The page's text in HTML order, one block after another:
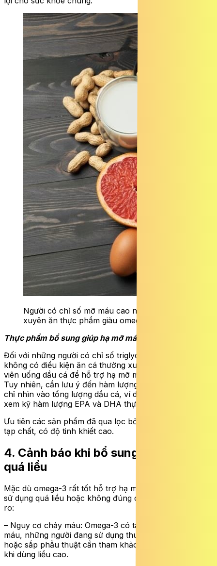
Người có chỉ số mỡ máu cao nên thường
xuyên ăn thực phẩm giàu omega-3.
Thực phẩm bổ sung giúp hạ mỡ máu
Đối với những người có chỉ số triglyceride cao hoặc
không có điều kiện ăn cá thường xuyên, việc sử dụng
viên uống dầu cá để hỗ trợ hạ mỡ máu là một lựa chọn.
Tuy nhiên, cần lưu ý đến hàm lượng EPA và DHA (đừng
chỉ nhìn vào tổng lượng dầu cá, ví dụ 1000mg, mà hãy
xem kỹ hàm lượng EPA và DHA thực tế trong mỗi viên).
Ưu tiên các sản phẩm đã qua lọc bỏ kim loại nặng và
tạp chất, có độ tinh khiết cao.
4. Cảnh báo khi bổ sung omega-3
quá liều
Mặc dù omega-3 rất tốt hỗ trợ hạ mỡ máu, nhưng việc
sử dụng quá liều hoặc không đúng cách cũng tiềm ẩn rủi
ro:
– Nguy cơ chảy máu: Omega-3 có tác dụng làm loãng
máu, những người đang sử dụng thuốc chống đông máu
hoặc sắp phẫu thuật cần tham khảo ý kiến bác sĩ trước
khi dùng liều cao.